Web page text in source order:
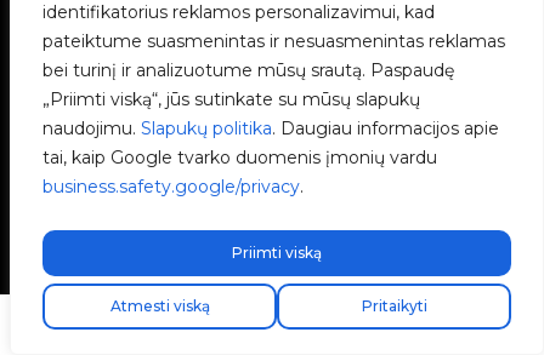
identifikatorius reklamos personalizavimui, kad
pateiktume suasmenintas ir nesuasmenintas reklamas
bei turinį ir analizuotume mūsų srautą. Paspaudę
„Priimti viską“, jūs sutinkate su mūsų slapukų
naudojimu. Slapukų politika. Daugiau informacijos apie
tai, kaip Google tvarko duomenis įmonių vardu
business.safety.google/privacy.
Pritaikyti
Atmesti viską
Priimti viską